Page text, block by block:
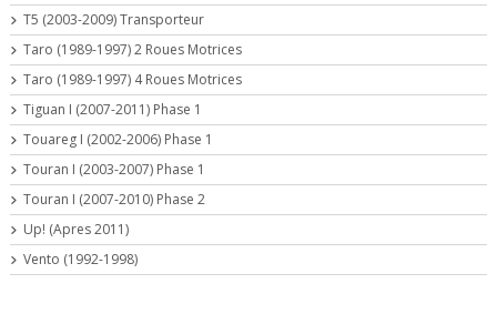
T5 (2003-2009) Transporteur
Taro (1989-1997) 2 Roues Motrices
Taro (1989-1997) 4 Roues Motrices
Tiguan I (2007-2011) Phase 1
Touareg I (2002-2006) Phase 1
Touran I (2003-2007) Phase 1
Touran I (2007-2010) Phase 2
Up! (Apres 2011)
Vento (1992-1998)